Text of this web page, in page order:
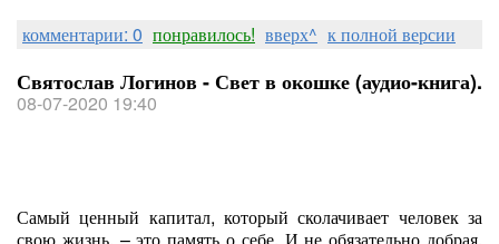
комментарии: 0 понравилось! вверх^ к полной версии
Святослав Логинов - Свет в окошке (аудио-книга).
08-07-2020 19:40
Самый ценный капитал, который сколачивает человек за